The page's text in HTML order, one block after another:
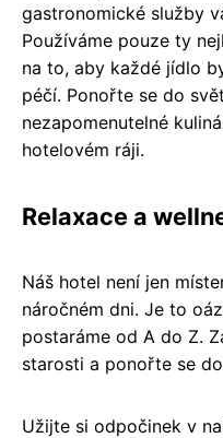
gastronomické služby
Používáme pouze ty
na to, aby každé jídlo
péčí. Ponořte se do
nezapomenutelné
hotelovém ráji.
Relaxace a
Náš hotel není jen
náročném dni. Je to
postaráme od A do Z.
starosti a ponořte se
Užijte si odpočinek v